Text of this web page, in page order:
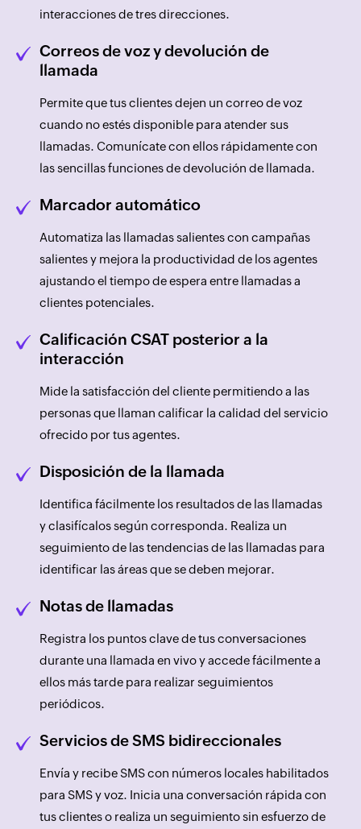
interacciones de tres direcciones.
Correos de voz y devolución de
llamada
Permite que tus clientes dejen un correo de voz
cuando no estés disponible para atender sus
llamadas. Comunícate con ellos rápidamente con
las sencillas funciones de devolución de llamada.
Marcador automático
Automatiza las llamadas salientes con campañas
salientes y mejora la productividad de los agentes
ajustando el tiempo de espera entre llamadas a
clientes potenciales.
Calificación CSAT posterior a la
interacción
Mide la satisfacción del cliente permitiendo a las
personas que llaman calificar la calidad del servicio
ofrecido por tus agentes.
Disposición de la llamada
Identifica fácilmente los resultados de las llamadas
y clasifícalos según corresponda. Realiza un
seguimiento de las tendencias de las llamadas para
identificar las áreas que se deben mejorar.
Notas de llamadas
Registra los puntos clave de tus conversaciones
durante una llamada en vivo y accede fácilmente a
ellos más tarde para realizar seguimientos
periódicos.
Servicios de SMS bidireccionales
Envía y recibe SMS con números locales habilitados
para SMS y voz. Inicia una conversación rápida con
tus clientes o realiza un seguimiento sin esfuerzo de